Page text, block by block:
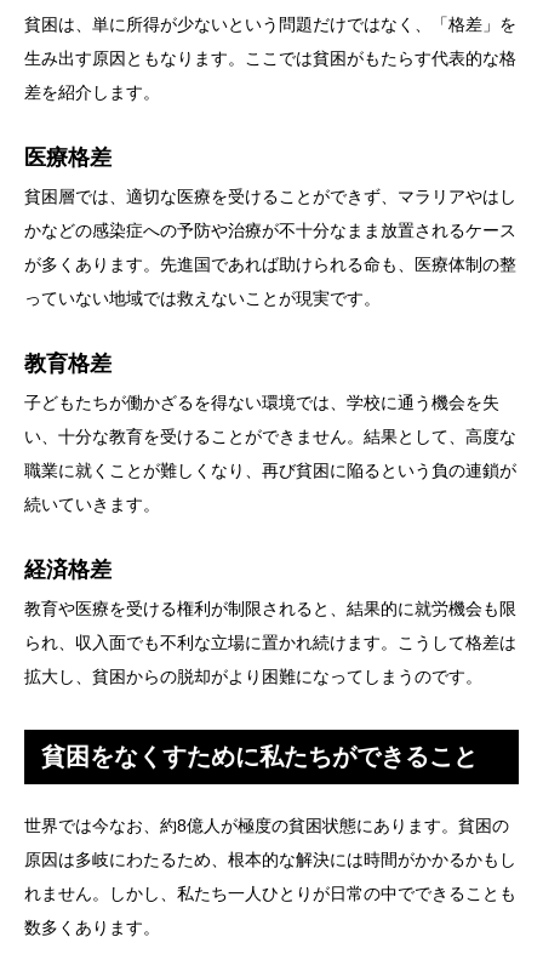
貧困は、単に所得が少ないという問題だけではなく、「格差」を
生み出す原因ともなります。ここでは貧困がもたらす代表的な格
差を紹介します。
医療格差
貧困層では、適切な医療を受けることができず、マラリアやはし
かなどの感染症への予防や治療が不十分なまま放置されるケース
が多くあります。先進国であれば助けられる命も、医療体制の整
っていない地域では救えないことが現実です。
教育格差
子どもたちが働かざるを得ない環境では、学校に通う機会を失
い、十分な教育を受けることができません。結果として、高度な
職業に就くことが難しくなり、再び貧困に陥るという負の連鎖が
続いていきます。
経済格差
教育や医療を受ける権利が制限されると、結果的に就労機会も限
られ、収入面でも不利な立場に置かれ続けます。こうして格差は
拡大し、貧困からの脱却がより困難になってしまうのです。
貧困をなくすために私たちができること
世界では今なお、約8億人が極度の貧困状態にあります。貧困の
原因は多岐にわたるため、根本的な解決には時間がかかるかもし
れません。しかし、私たち一人ひとりが日常の中でできることも
数多くあります。